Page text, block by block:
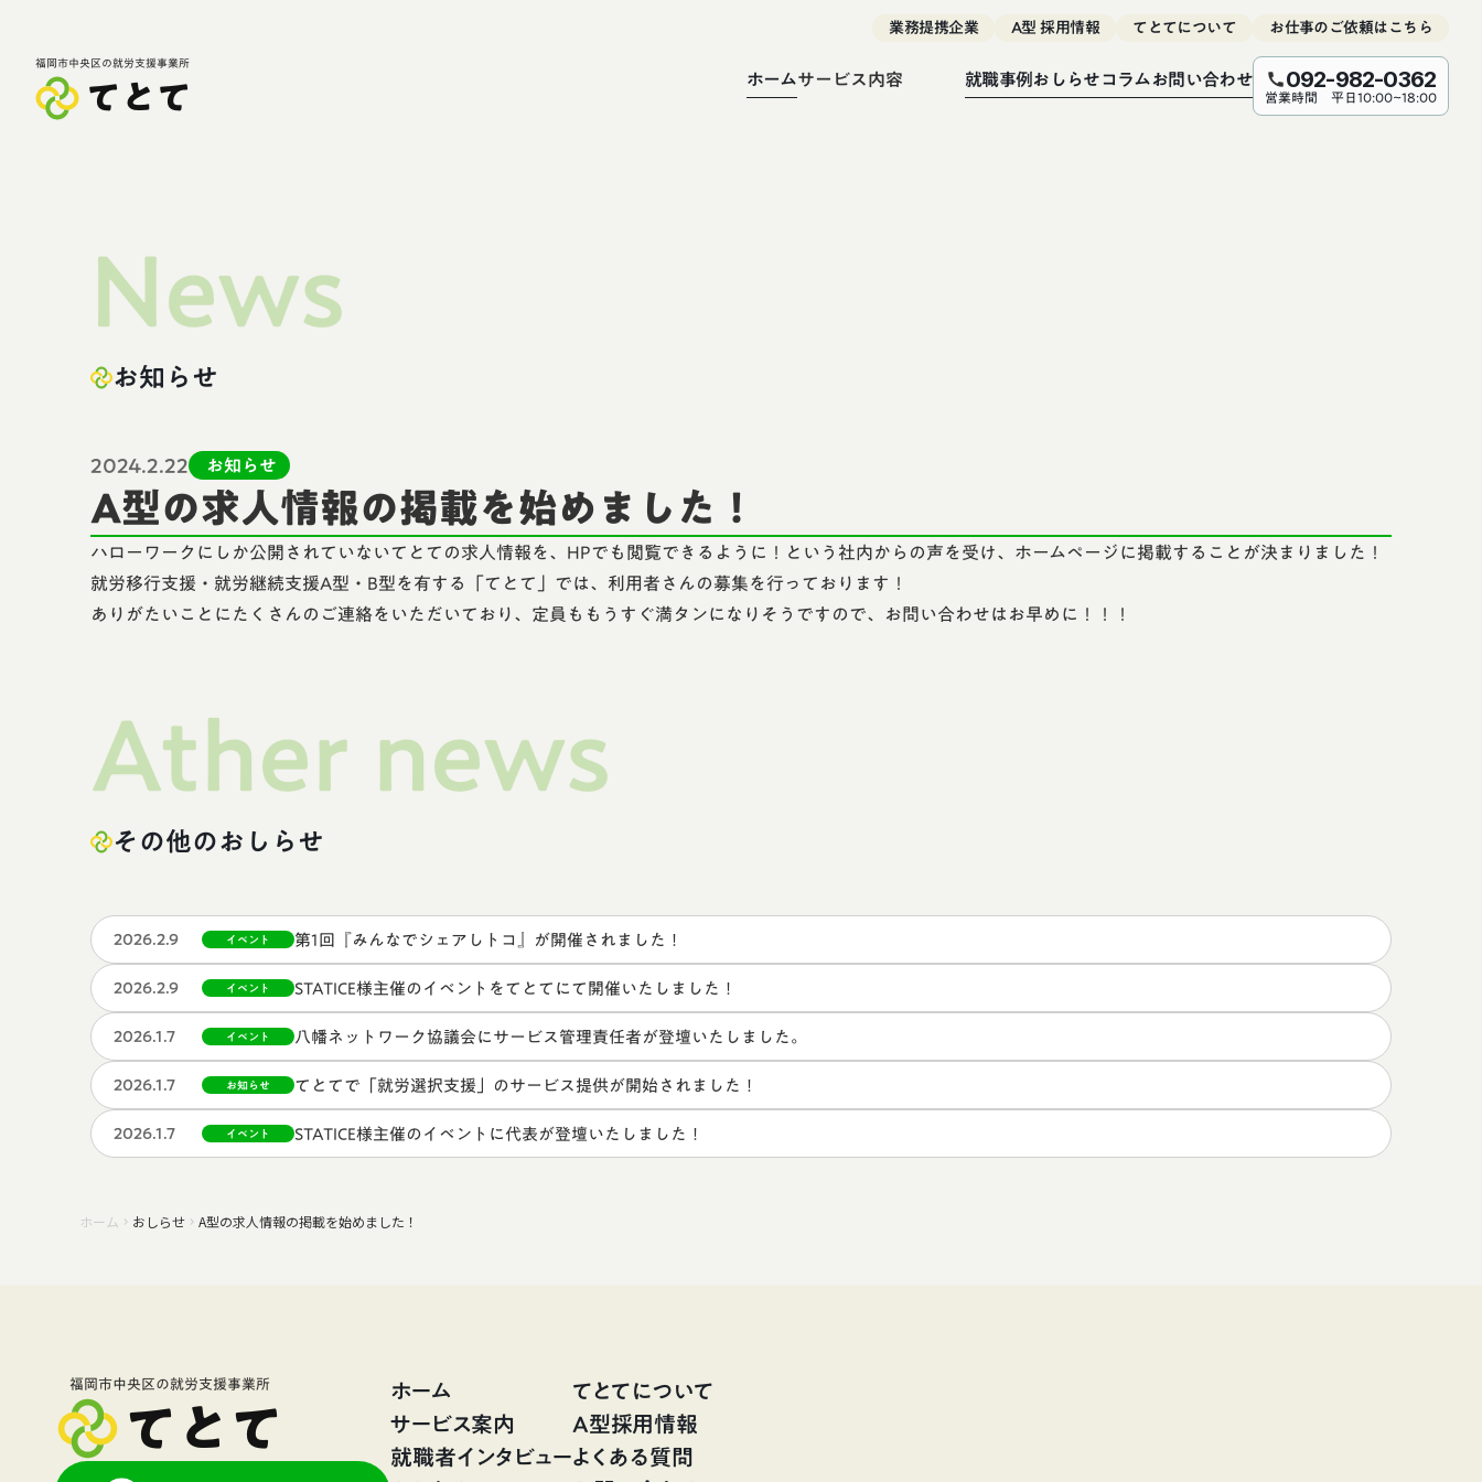
業務提携企業 A型 採用情報 てとてについて お仕事のご依頼はこちら
福岡市中央区の就労支援事業所
てとて ホームサービス内容
就職事例おしらせコラムお問い合わせ call092-982-0362
営業時間 平日10:00~18:00
News
お知らせ
2024.2.22 お知らせ
A型の求人情報の掲載を始めました！
ハローワークにしか公開されていないてとての求人情報を、HPでも閲覧できるように！という社内からの声を受け、ホームページに掲載することが決まりました！
就労移行支援・就労継続支援A型・B型を有する「てとて」では、利用者さんの募集を行っております！
ありがたいことにたくさんのご連絡をいただいており、定員ももうすぐ満タンになりそうですので、お問い合わせはお早めに！！！
Ather news
その他のおしらせ
2026.2.9 イベント 第1回『みんなでシェアしトコ』が開催されました！
2026.2.9 イベント STATICE様主催のイベントをてとてにて開催いたしました！
2026.1.7 イベント 八幡ネットワーク協議会にサービス管理責任者が登壇いたしました。
2026.1.7 お知らせ てとてで「就労選択支援」のサービス提供が開始されました！
2026.1.7 イベント STATICE様主催のイベントに代表が登壇いたしました！
ホーム keyboard_arrow_right おしらせ keyboard_arrow_right A型の求人情報の掲載を始めました！
福岡市中央区の就労支援事業所
てとて ホーム
サービス案内
就職者インタビュー
てとてについて
A型採用情報
よくある質問